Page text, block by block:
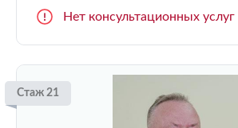
Нет консультационных услуг
Стаж 21